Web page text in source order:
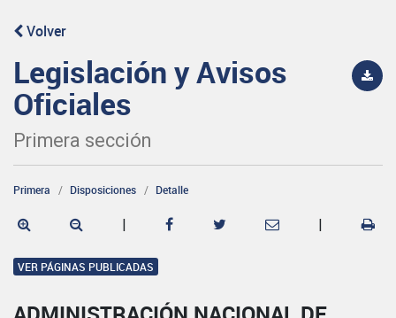
Volver
Legislación y Avisos
Oficiales
Primera sección
Primera Disposiciones Detalle
| |
VER PÁGINAS PUBLICADAS